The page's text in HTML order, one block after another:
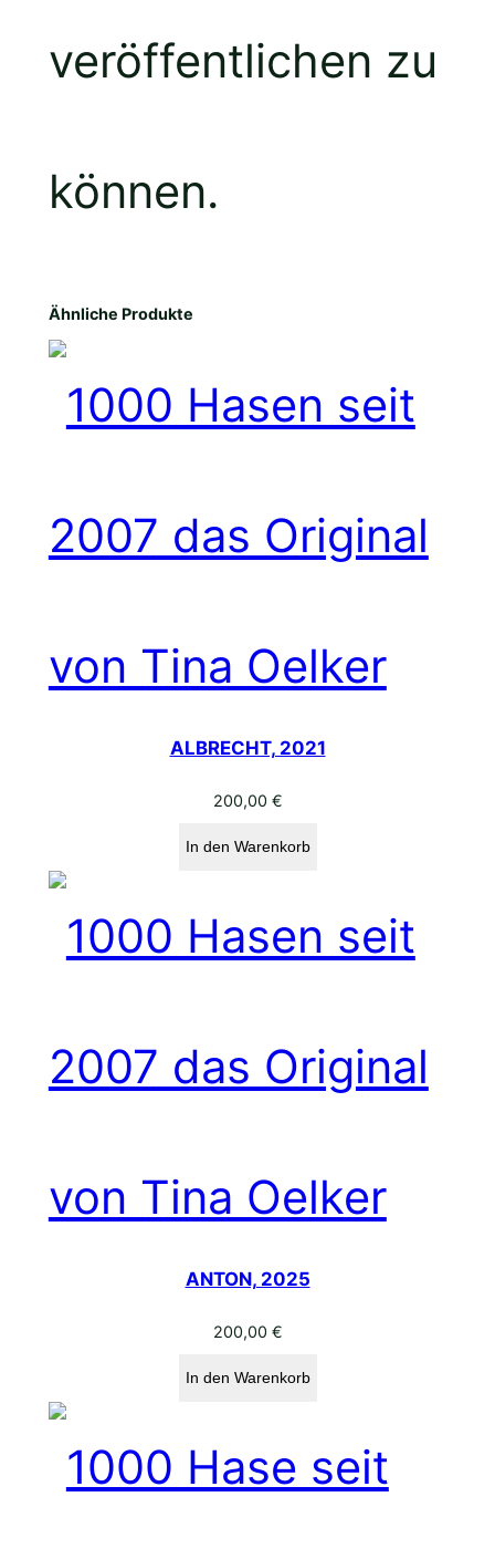
veröffentlichen zu
können.
Ähnliche Produkte
ALBRECHT, 2021
200,00 €
In den Warenkorb
ANTON, 2025
200,00 €
In den Warenkorb